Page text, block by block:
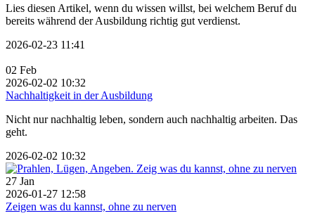
Lies diesen Artikel, wenn du wissen willst, bei welchem Beruf du
bereits während der Ausbildung richtig gut verdienst.
2026-02-23 11:41
02 Feb
2026-02-02 10:32
Nachhaltigkeit in der Ausbildung
Nicht nur nachhaltig leben, sondern auch nachhaltig arbeiten. Das
geht.
2026-02-02 10:32
27 Jan
2026-01-27 12:58
Zeigen was du kannst, ohne zu nerven